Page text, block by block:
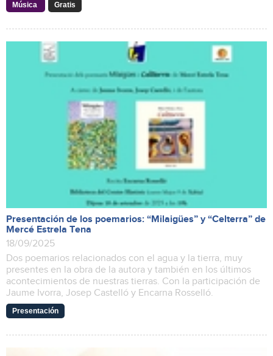
Música Gratis
Presentación de los poemarios: “Milaigües” y “Celterra” de
Mercé Estrela Tena
18/09/2025
Dos poemarios relacionados con el agua y la tierra, muy
presentes en la obra de la autora y también en los últimos
acontecimientos de nuestras tierras. Con la participación de
Jaume Ivorra, Josep Castelló y Encarna Rosselló.
Presentación